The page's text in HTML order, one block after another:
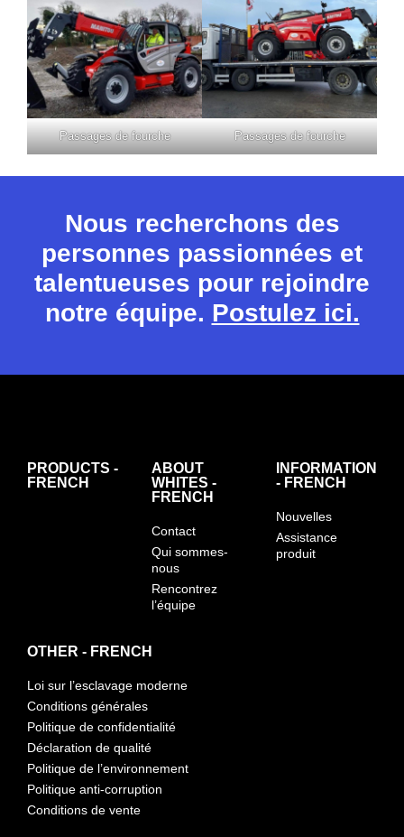
Passages de fourche Passages de fourche
Nous recherchons des
personnes passionnées et
talentueuses pour rejoindre
notre équipe. Postulez ici.
PRODUCTS -
FRENCH
ABOUT
WHITES -
FRENCH
Contact
Qui sommes-
nous
Rencontrez
l’équipe
INFORMATION
- FRENCH
Nouvelles
Assistance
produit
OTHER - FRENCH
Loi sur l’esclavage moderne
Conditions générales
Politique de confidentialité
Déclaration de qualité
Politique de l’environnement
Politique anti-corruption
Conditions de vente